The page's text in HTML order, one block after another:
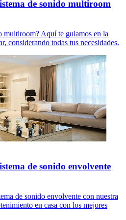
de sonido multiroom
multiroom? Aquí te guiamos en la
considerando todas tus necesidades.
de sonido envolvente
de sonido envolvente con nuestra
en casa con los mejores